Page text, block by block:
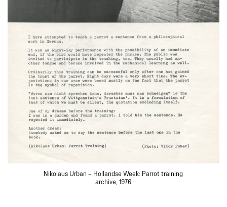
Nikolaus Urban – Hollandse Week: Parrot training
archive, 1976